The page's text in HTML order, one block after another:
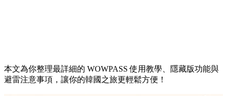
本文為你整理最詳細的 WOWPASS 使用教學、隱藏版功能與
避雷注意事項，讓你的韓國之旅更輕鬆方便！